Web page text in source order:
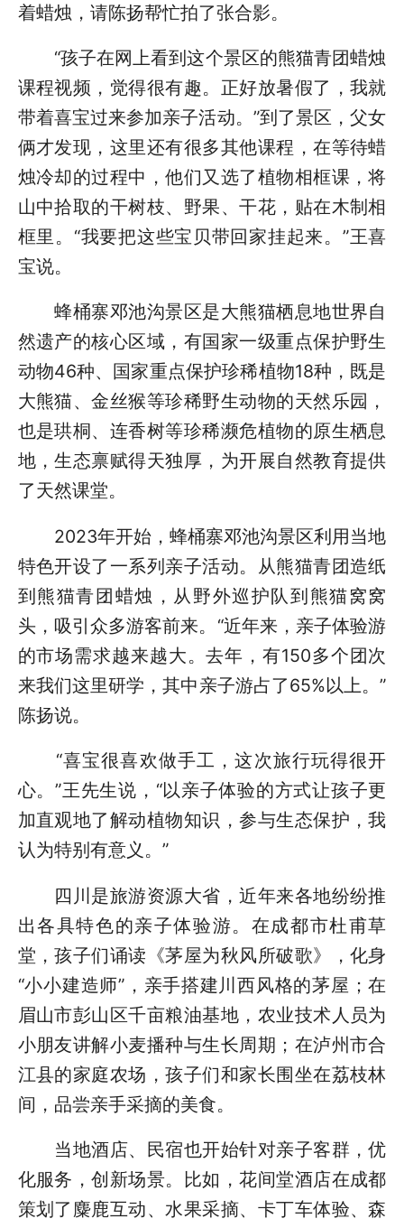
着蜡烛，请陈扬帮忙拍了张合影。
“孩子在网上看到这个景区的熊猫青团蜡烛
课程视频，觉得很有趣。正好放暑假了，我就
带着喜宝过来参加亲子活动。”到了景区，父女
俩才发现，这里还有很多其他课程，在等待蜡
烛冷却的过程中，他们又选了植物相框课，将
山中拾取的干树枝、野果、干花，贴在木制相
框里。“我要把这些宝贝带回家挂起来。”王喜
宝说。
蜂桶寨邓池沟景区是大熊猫栖息地世界自
然遗产的核心区域，有国家一级重点保护野生
动物46种、国家重点保护珍稀植物18种，既是
大熊猫、金丝猴等珍稀野生动物的天然乐园，
也是珙桐、连香树等珍稀濒危植物的原生栖息
地，生态禀赋得天独厚，为开展自然教育提供
了天然课堂。
2023年开始，蜂桶寨邓池沟景区利用当地
特色开设了一系列亲子活动。从熊猫青团造纸
到熊猫青团蜡烛，从野外巡护队到熊猫窝窝
头，吸引众多游客前来。“近年来，亲子体验游
的市场需求越来越大。去年，有150多个团次
来我们这里研学，其中亲子游占了65%以上。”
陈扬说。
“喜宝很喜欢做手工，这次旅行玩得很开
心。”王先生说，“以亲子体验的方式让孩子更
加直观地了解动植物知识，参与生态保护，我
认为特别有意义。”
四川是旅游资源大省，近年来各地纷纷推
出各具特色的亲子体验游。在成都市杜甫草
堂，孩子们诵读《茅屋为秋风所破歌》，化身
“小小建造师”，亲手搭建川西风格的茅屋；在
眉山市彭山区千亩粮油基地，农业技术人员为
小朋友讲解小麦播种与生长周期；在泸州市合
江县的家庭农场，孩子们和家长围坐在荔枝林
间，品尝亲手采摘的美食。
当地酒店、民宿也开始针对亲子客群，优
化服务，创新场景。比如，花间堂酒店在成都
策划了麋鹿互动、水果采摘、卡丁车体验、森